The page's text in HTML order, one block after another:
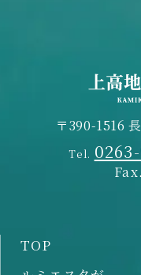
〒390-1516
Tel.
TOP